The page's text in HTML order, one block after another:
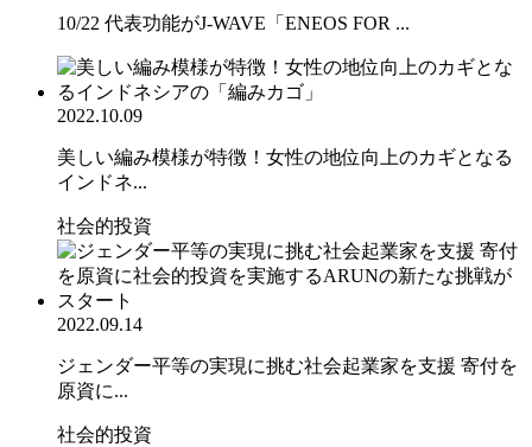
10/22 代表功能がJ-WAVE「ENEOS FOR ...
2022.10.09
美しい編み模様が特徴！女性の地位向上のカギとなる
インドネ...
社会的投資
2022.09.14
ジェンダー平等の実現に挑む社会起業家を支援 寄付を
原資に...
社会的投資